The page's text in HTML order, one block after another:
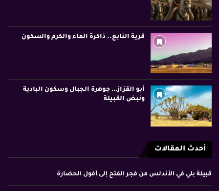
قرية النابع.. ذاكرة الماء والكرم والسكون
أبو القزاز… جوهرة الجبال وسكون البادية
ونبض القبيلة
أحدث المقالات
قبيلة بلي في الأندلس من فجر الفتح إلى أفول الحضارة